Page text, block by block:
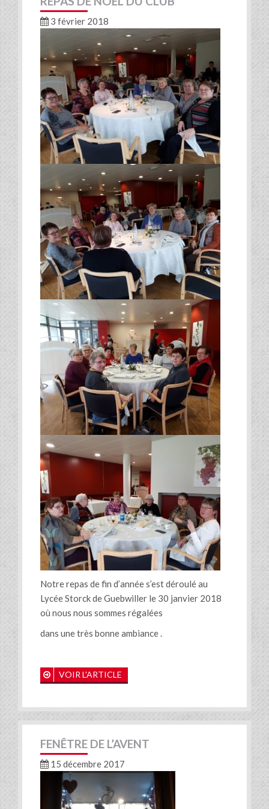
3 février 2018
Notre repas de fin d’année s’est déroulé au
Lycée Storck de Guebwiller le 30 janvier 2018
où nous nous sommes régalées
dans une très bonne ambiance .
VOIR L'ARTICLE
FENÊTRE DE L’AVENT
15 décembre 2017